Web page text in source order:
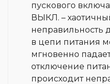
пускового
ВЫКЛ. –
неправильность
в цепи питания
мгновенно
отключение
происходит